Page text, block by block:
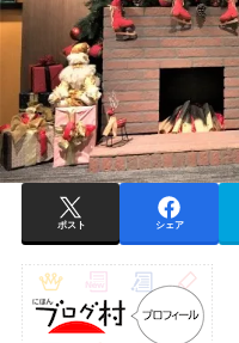
ポスト シェア